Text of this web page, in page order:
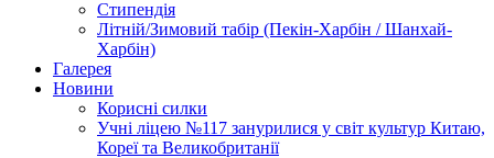
Стипендія
Літній/Зимовий табір (Пекін-Харбін / Шанхай-
Харбін)
Галерея
Новини
Корисні силки
Учні ліцею №117 занурилися у світ культур Китаю,
Кореї та Великобританії